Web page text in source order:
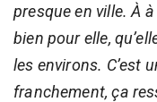
presque en ville. À
bien pour elle,
les environs. C’est
franchement, ça